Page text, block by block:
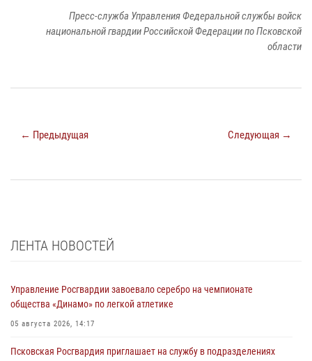
Пресс-служба Управления Федеральной службы войск
национальной гвардии Российской Федерации по Псковской
области
← Предыдущая Следующая →
ЛЕНТА НОВОСТЕЙ
Управление Росгвардии завоевало серебро на чемпионате
общества «Динамо» по легкой атлетике
05 августа 2026, 14:17
Псковская Росгвардия приглашает на службу в подразделениях